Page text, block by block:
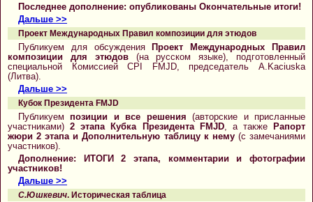
Последнее дополнение: опубликованы Окончательные итоги!
Дальше >>
Проект Международных Правил композиции для этюдов
Публикуем для обсужденияПроект Международных Правил
композиции для этюдов(на русском языке), подготовленный
специальной Комиссией CPI FMJD, председатель A.Kaciuska
(Литва).
Дальше >>
Кубок Президента FMJD
Публикуемпозиции и все решения (авторские и присланные
участниками)2 этапа Кубка Президента FMJD, а также Рапорт
жюри 2 этапа и Дополнительную таблицу к нему(с замечаниями
участников).
Дополнение: ИТОГИ 2 этапа, комментарии и фотографии
участников!
Дальше >>
С.Юшкевич. Историческая таблица